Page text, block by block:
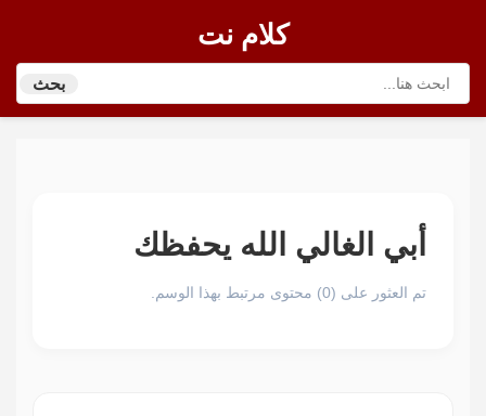
كلام نت
بحث
أبي الغالي الله يحفظك
تم العثور على (0) محتوى مرتبط بهذا الوسم.